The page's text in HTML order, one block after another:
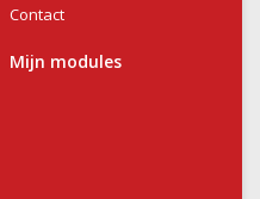
Contact
Mijn modules